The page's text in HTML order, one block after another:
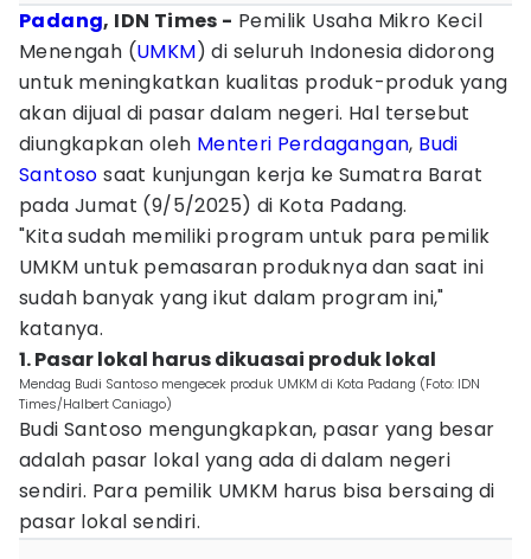
Padang, IDN Times - Pemilik Usaha Mikro Kecil
Menengah (UMKM) di seluruh Indonesia didorong
untuk meningkatkan kualitas produk-produk yang
akan dijual di pasar dalam negeri. Hal tersebut
diungkapkan oleh Menteri Perdagangan, Budi
Santoso saat kunjungan kerja ke Sumatra Barat
pada Jumat (9/5/2025) di Kota Padang.
"Kita sudah memiliki program untuk para pemilik
UMKM untuk pemasaran produknya dan saat ini
sudah banyak yang ikut dalam program ini,"
katanya.
1. Pasar lokal harus dikuasai produk lokal
Mendag Budi Santoso mengecek produk UMKM di Kota Padang (Foto: IDN
Times/Halbert Caniago)
Budi Santoso mengungkapkan, pasar yang besar
adalah pasar lokal yang ada di dalam negeri
sendiri. Para pemilik UMKM harus bisa bersaing di
pasar lokal sendiri.